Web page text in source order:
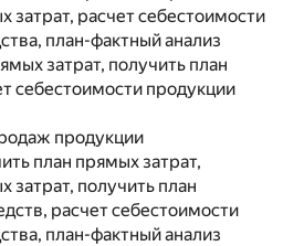
затрат, расчет себестоимости
план-фактный анализ
затрат, получить план
себестоимости продукции
продукции
план прямых затрат,
затрат, получить план
расчет себестоимости
план-фактный анализ